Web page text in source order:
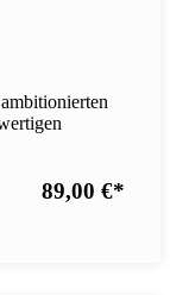
89,00 €*